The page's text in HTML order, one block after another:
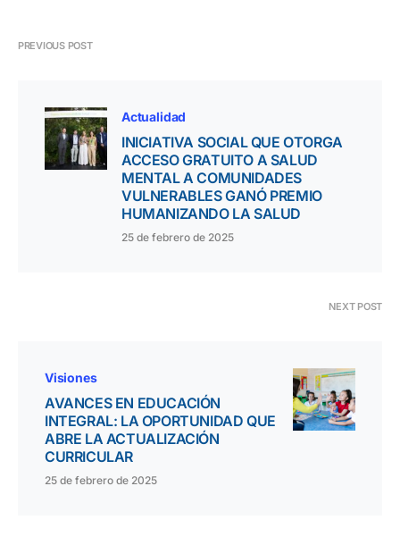
PREVIOUS POST
Actualidad
INICIATIVA SOCIAL QUE OTORGA
ACCESO GRATUITO A SALUD
MENTAL A COMUNIDADES
VULNERABLES GANÓ PREMIO
HUMANIZANDO LA SALUD
25 de febrero de 2025
NEXT POST
Visiones
AVANCES EN EDUCACIÓN
INTEGRAL: LA OPORTUNIDAD QUE
ABRE LA ACTUALIZACIÓN
CURRICULAR
25 de febrero de 2025